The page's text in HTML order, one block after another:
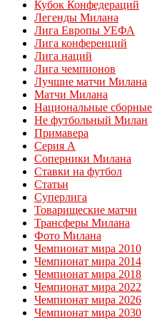
Кубок Конфедераций
Легенды Милана
Лига Европы УЕФА
Лига конференций
Лига наций
Лига чемпионов
Лучшие матчи Милана
Матчи Милана
Национальные сборные
Не футбольный Милан
Примавера
Серия А
Соперники Милана
Ставки на футбол
Статьи
Суперлига
Товарищеские матчи
Трансферы Милана
Фото Милана
Чемпионат мира 2010
Чемпионат мира 2014
Чемпионат мира 2018
Чемпионат мира 2022
Чемпионат мира 2026
Чемпионат мира 2030